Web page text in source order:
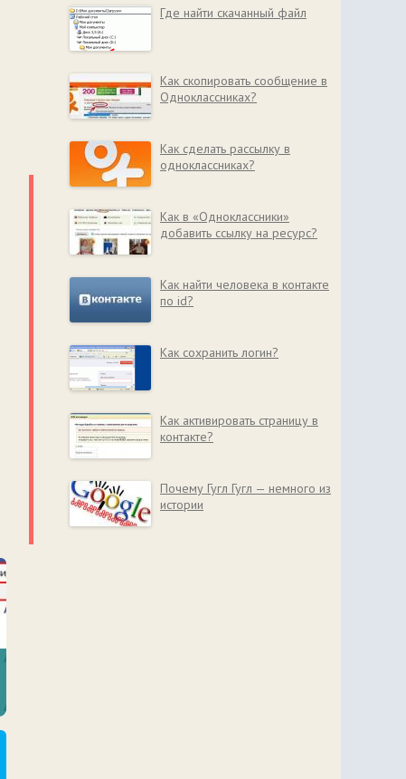
Где найти скачанный файл
Как скопировать сообщение в
Одноклассниках?
Как сделать рассылку в
одноклассниках?
Как в «Одноклассники»
добавить ссылку на ресурс?
Как найти человека в контакте
по id?
Как сохранить логин?
Как активировать страницу в
контакте?
Почему Гугл Гугл — немного из
истории